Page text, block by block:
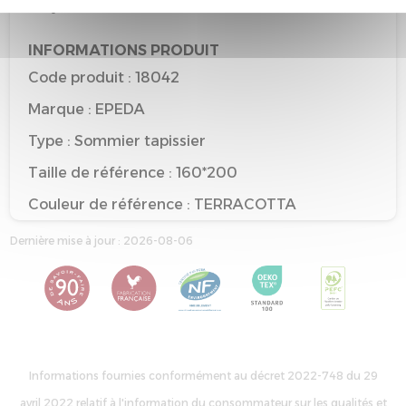
INFORMATIONS PRODUIT
Code produit : 18042
Marque : EPEDA
Type : Sommier tapissier
Taille de référence : 160*200
Couleur de référence : TERRACOTTA
Dernière mise à jour : 2026-08-06
Informations fournies conformément au décret 2022-748 du 29
avril 2022 relatif à l'information du consommateur sur les qualités et